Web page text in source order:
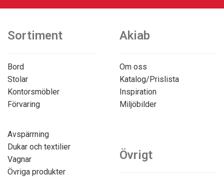
Sortiment
Bord
Stolar
Kontorsmöbler
Förvaring
Avspärrning
Dukar och textilier
Vagnar
Övriga produkter
Akiab
Om oss
Katalog/Prislista
Inspiration
Miljöbilder
Övrigt